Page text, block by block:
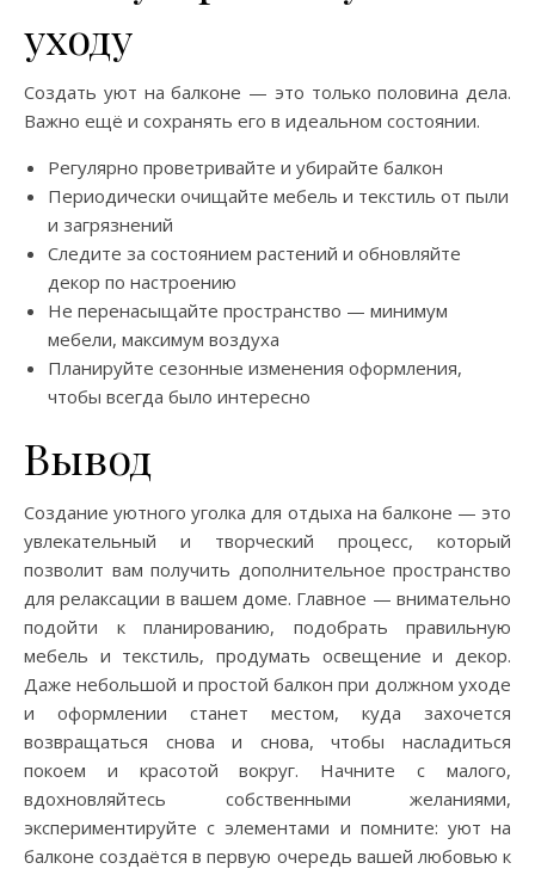
уходу
Создать уют на балконе — это только половина дела.
Важно ещё и сохранять его в идеальном состоянии.
Регулярно проветривайте и убирайте балкон
Периодически очищайте мебель и текстиль от пыли
и загрязнений
Следите за состоянием растений и обновляйте
декор по настроению
Не перенасыщайте пространство — минимум
мебели, максимум воздуха
Планируйте сезонные изменения оформления,
чтобы всегда было интересно
Вывод
Создание уютного уголка для отдыха на балконе — это
увлекательный и творческий процесс, который
позволит вам получить дополнительное пространство
для релаксации в вашем доме. Главное — внимательно
подойти к планированию, подобрать правильную
мебель и текстиль, продумать освещение и декор.
Даже небольшой и простой балкон при должном уходе
и оформлении станет местом, куда захочется
возвращаться снова и снова, чтобы насладиться
покоем и красотой вокруг. Начните с малого,
вдохновляйтесь собственными желаниями,
экспериментируйте с элементами и помните: уют на
балконе создаётся в первую очередь вашей любовью к